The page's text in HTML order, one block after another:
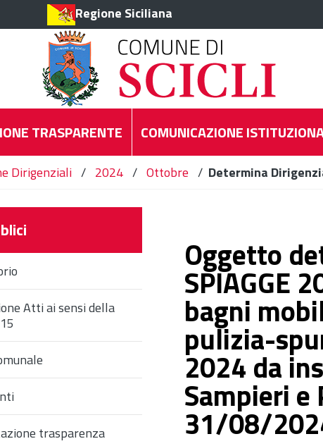
Regione Siciliana
TRASPARENTE COMUNICAZIONE
Dirigenziali / 2024 / Ottobre / Determina
Atti ai sensi della
trasparenza
Oggetto
SPIAGGE
bagni
pulizia-
2024 da
Sampieri
31/08/